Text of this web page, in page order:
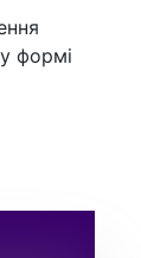
формі